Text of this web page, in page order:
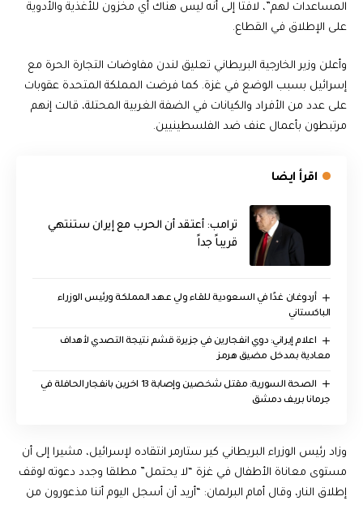
المساعدات لهم”، لافتا إلى أنه ليس هناك أي مخزون للأغذية والأدوية
على الإطلاق في القطاع.
وأعلن وزير الخارجية البريطاني تعليق لندن مفاوضات التجارة الحرة مع
إسرائيل بسبب الوضع في غزة. كما فرضت المملكة المتحدة عقوبات
على عدد من الأفراد والكيانات في الضفة الغربية المحتلة، قالت إنهم
مرتبطون بأعمال عنف ضد الفلسطينيين.
اقرأ ايضا
‏ترامب: أعتقد أن الحرب مع إيران ستنتهي
قريباً جداً
أردوغان غدًا في السعودية للقاء ولي عهد المملكة ورئيس الوزراء
الباكستاني
اعلام إيراني: دوي انفجارين في جزيرة قشم نتيجة التصدي لأهداف
معادية بمدخل مضيق هرمز
الصحة السورية: مقتل شخصين وإصابة 13 اخرين بانفجار الحافلة في
جرمانا بريف دمشق
وزاد رئيس الوزراء البريطاني كير ستارمر انتقاده لإسرائيل، مشيرا إلى أن
مستوى معاناة الأطفال في غزة “لا يحتمل” مطلقا وجدد دعوته لوقف
إطلاق النار، وقال أمام البرلمان: “أريد أن أسجل اليوم أننا مذعورون من